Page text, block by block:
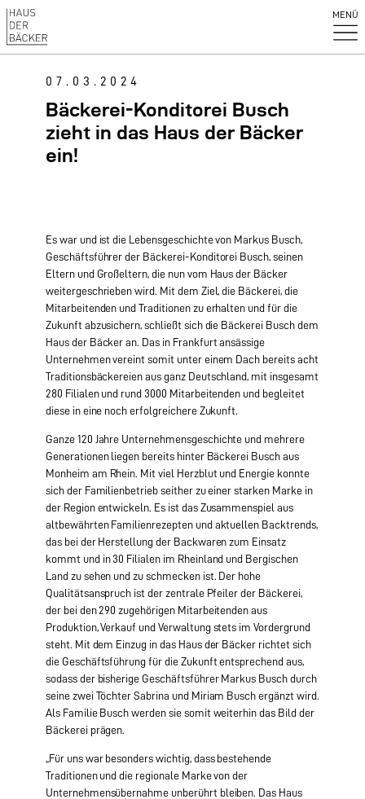
MENÜ
07.03.2024
Bäckerei-Konditorei Busch
zieht in das Haus der Bäcker
ein!
Es war und ist die Lebensgeschichte von Markus Busch,
Geschäftsführer der Bäckerei-Konditorei Busch, seinen
Eltern und Großeltern, die nun vom Haus der Bäcker
weitergeschrieben wird. Mit dem Ziel, die Bäckerei, die
Mitarbeitenden und Traditionen zu erhalten und für die
Zukunft abzusichern, schließt sich die Bäckerei Busch dem
Haus der Bäcker an. Das in Frankfurt ansässige
Unternehmen vereint somit unter einem Dach bereits acht
Traditionsbäckereien aus ganz Deutschland, mit insgesamt
280 Filialen und rund 3000 Mitarbeitenden und begleitet
diese in eine noch erfolgreichere Zukunft.
Ganze 120 Jahre Unternehmensgeschichte und mehrere
Generationen liegen bereits hinter Bäckerei Busch aus
Monheim am Rhein. Mit viel Herzblut und Energie konnte
sich der Familienbetrieb seither zu einer starken Marke in
der Region entwickeln. Es ist das Zusammenspiel aus
altbewährten Familienrezepten und aktuellen Backtrends,
das bei der Herstellung der Backwaren zum Einsatz
kommt und in 30 Filialen im Rheinland und Bergischen
Land zu sehen und zu schmecken ist. Der hohe
Qualitätsanspruch ist der zentrale Pfeiler der Bäckerei,
der bei den 290 zugehörigen Mitarbeitenden aus
Produktion, Verkauf und Verwaltung stets im Vordergrund
steht. Mit dem Einzug in das Haus der Bäcker richtet sich
die Geschäftsführung für die Zukunft entsprechend aus,
sodass der bisherige Geschäftsführer Markus Busch durch
seine zwei Töchter Sabrina und Miriam Busch ergänzt wird.
Als Familie Busch werden sie somit weiterhin das Bild der
Bäckerei prägen.
„Für uns war besonders wichtig, dass bestehende
Traditionen und die regionale Marke von der
Unternehmensübernahme unberührt bleiben. Das Haus